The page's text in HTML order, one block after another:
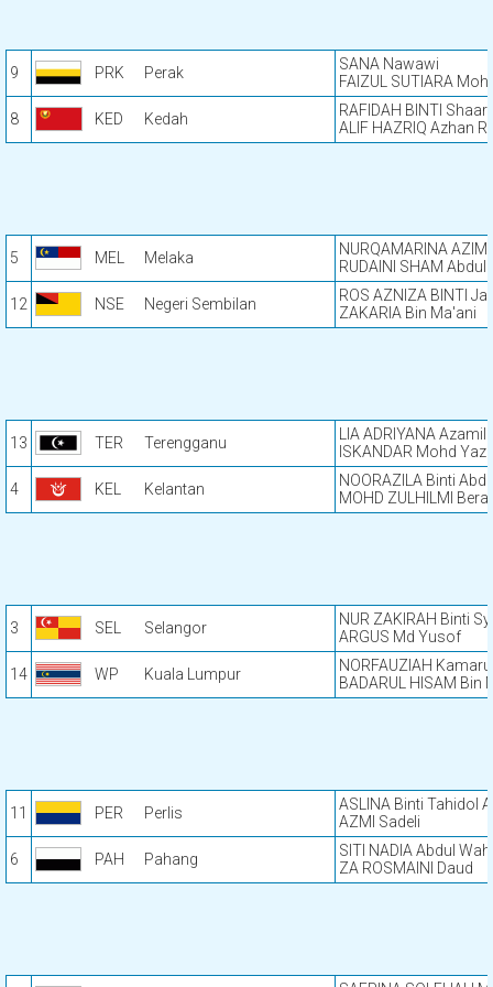
9 PRK Perak
SANA Nawawi
FAIZUL SUTIARA
8 KED Kedah
RAFIDAH BINTI Shaari
ALIF HAZRIQ Azhan
5 MEL Melaka
NURQAMARINA
RUDAINI SHAM
12 NSE Negeri Sembilan
ROS AZNIZA BINTI
ZAKARIA Bin Ma'ani
13 TER Terengganu
LIA ADRIYANA Azamil
ISKANDAR Mohd
4 KEL Kelantan
NOORAZILA Binti
MOHD ZULHILMI
3 SEL Selangor
NUR ZAKIRAH Binti
ARGUS Md Yusof
14 WP Kuala Lumpur
NORFAUZIAH
BADARUL HISAM
11 PER Perlis
ASLINA Binti Tahidol
AZMI Sadeli
6 PAH Pahang
SITI NADIA Abdul
ZA ROSMAINI Daud